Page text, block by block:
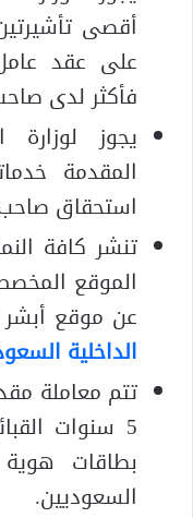
أقصى
على عقد
فأكثر لدى
يجوز
المقدمة
استحقاق
تنشر كافة
الموقع
عن موقع
الداخلية
تتم معاملة
5 سنوات
بطاقات هوية
السعوديين.